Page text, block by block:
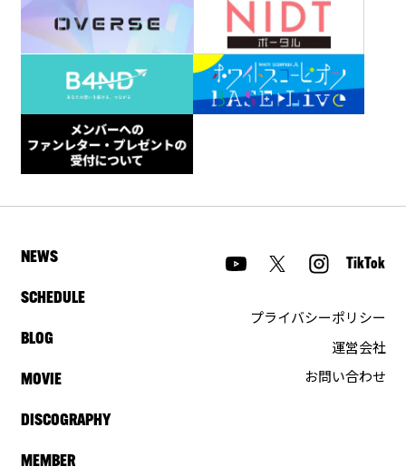
NEWS
SCHEDULE
BLOG
MOVIE
DISCOGRAPHY
MEMBER
TikTok
プライバシーポリシー
運営会社
お問い合わせ